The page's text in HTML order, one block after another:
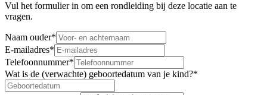
Vul het formulier in om een rondleiding bij deze locatie aan te
vragen.
Naam ouder*
E-mailadres*
Telefoonnummer*
Wat is de (verwachte) geboortedatum van je kind?*